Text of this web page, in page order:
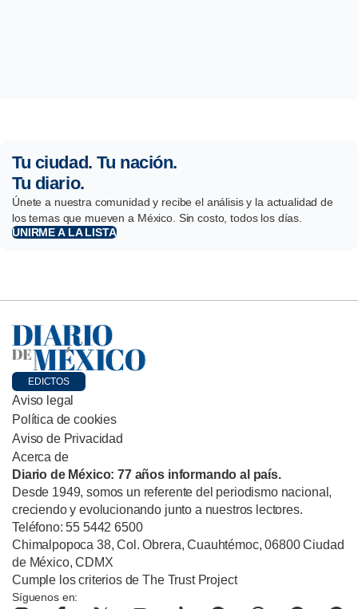
Tu ciudad. Tu nación.
Tu diario.
Únete a nuestra comunidad y recibe el análisis y la actualidad de
los temas que mueven a México. Sin costo, todos los días.
UNIRME A LA LISTA
EDICTOS
Aviso legal
Política de cookies
Aviso de Privacidad
Acerca de
Diario de México: 77 años informando al país.
Desde 1949, somos un referente del periodismo nacional,
creciendo y evolucionando junto a nuestros lectores.
Teléfono: 55 5442 6500
Chimalpopoca 38, Col. Obrera, Cuauhtémoc, 06800 Ciudad
de México, CDMX
Cumple los criterios de The Trust Project
Síguenos en: